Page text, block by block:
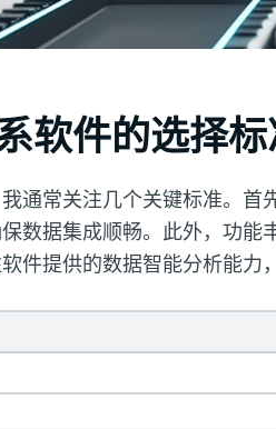
软件的选择
通常关注几个关键标准。首
数据集成顺畅。此外，功
件提供的数据智能分析能力